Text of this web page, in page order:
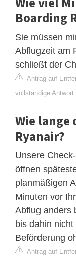
Boarding
Sie müssen
Abflugzeit am
schließt der
Antrag auf
vollständige
Wie lange
Ryanair?
Unsere
öffnen
planmäßigen
Minuten vor
Abflug anders
bis dahin
Beförderung
Antrag auf